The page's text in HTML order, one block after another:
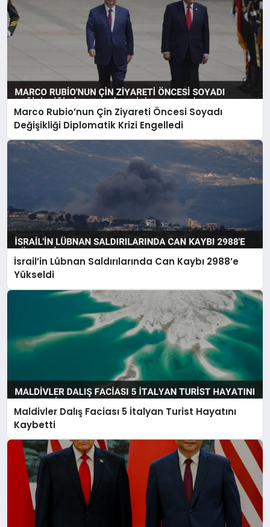
Marco Rubio’nun Çin Ziyareti Öncesi Soyadı
Değişikliği Diplomatik Krizi Engelledi
İsrail’in Lübnan Saldırılarında Can Kaybı 2988’e
Yükseldi
Maldivler Dalış Faciası 5 İtalyan Turist Hayatını
Kaybetti